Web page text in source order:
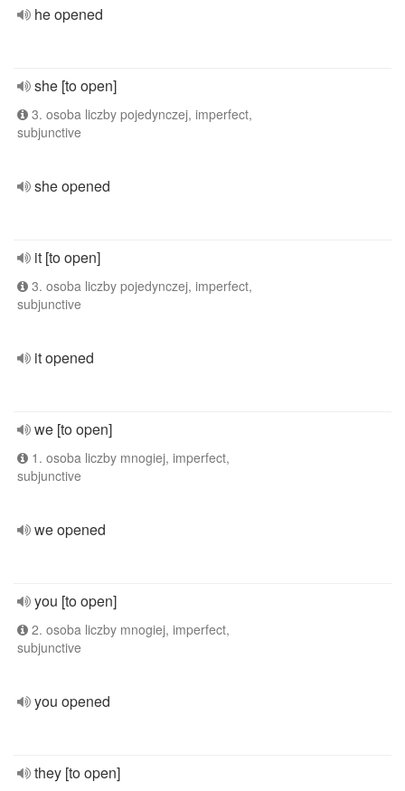
he opened
she [to open]
3. osoba liczby pojedynczej, imperfect,
subjunctive
she opened
it [to open]
3. osoba liczby pojedynczej, imperfect,
subjunctive
it opened
we [to open]
1. osoba liczby mnogiej, imperfect,
subjunctive
we opened
you [to open]
2. osoba liczby mnogiej, imperfect,
subjunctive
you opened
they [to open]